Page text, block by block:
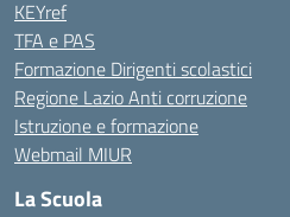
KEYref
TFA e PAS
Formazione Dirigenti scolastici
Regione Lazio Anti corruzione
Istruzione e formazione
Webmail MIUR
La Scuola